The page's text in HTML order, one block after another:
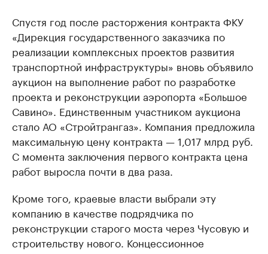
Спустя год после расторжения контракта ФКУ
«Дирекция государственного заказчика по
реализации комплексных проектов развития
транспортной инфраструктуры» вновь объявило
аукцион на выполнение работ по разработке
проекта и реконструкции аэропорта «Большое
Савино». Единственным участником аукциона
стало АО «Стройтрангаз». Компания предложила
максимальную цену контракта — 1,017 млрд руб.
С момента заключения первого контракта цена
работ выросла почти в два раза.
Кроме того, краевые власти выбрали эту
компанию в качестве подрядчика по
реконструкции старого моста через Чусовую и
строительству нового. Концессионное